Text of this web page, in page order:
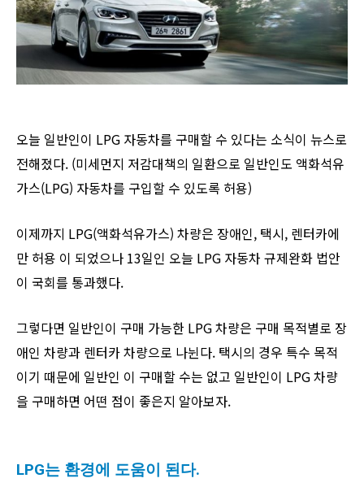
오늘 일반인이 LPG 자동차를 구매할 수 있다는 소식이 뉴스로
전해졌다. (미세먼지 저감대책의 일환으로 일반인도 액화석유
가스(LPG) 자동차를 구입할 수 있도록 허용)
이제까지 LPG(액화석유가스) 차량은 장애인, 택시, 렌터카에
만 허용 이 되었으나 13일인 오늘 LPG 자동차 규제완화 법안
이 국회를 통과했다.
그렇다면 일반인이 구매 가능한 LPG 차량은 구매 목적별로 장
애인 차량과 렌터카 차량으로 나뉜다. 택시의 경우 특수 목적
이기 때문에 일반인 이 구매할 수는 없고 일반인이 LPG 차량
을 구매하면 어떤 점이 좋은지 알아보자.
LPG는 환경에 도움이 된다.